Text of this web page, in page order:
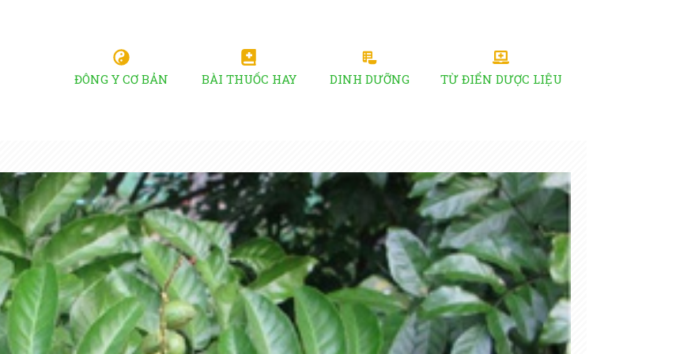
ĐÔNG Y CƠ BẢN BÀI THUỐC HAY DINH DƯỠNG TỪ ĐIỂN DƯỢC LIỆU